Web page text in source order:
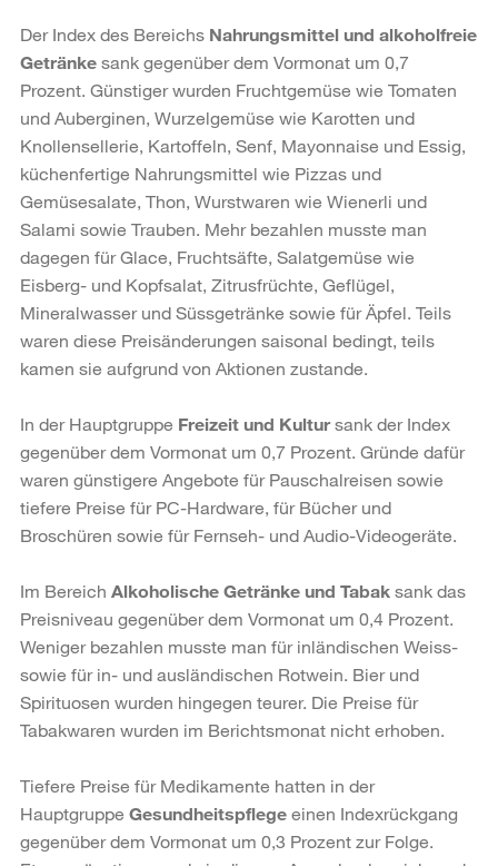
Der Index des Bereichs Nahrungsmittel und alkoholfreie
Getränke sank gegenüber dem Vormonat um 0,7
Prozent. Günstiger wurden Fruchtgemüse wie Tomaten
und Auberginen, Wurzelgemüse wie Karotten und
Knollensellerie, Kartoffeln, Senf, Mayonnaise und Essig,
küchenfertige Nahrungsmittel wie Pizzas und
Gemüsesalate, Thon, Wurstwaren wie Wienerli und
Salami sowie Trauben. Mehr bezahlen musste man
dagegen für Glace, Fruchtsäfte, Salatgemüse wie
Eisberg- und Kopfsalat, Zitrusfrüchte, Geflügel,
Mineralwasser und Süssgetränke sowie für Äpfel. Teils
waren diese Preisänderungen saisonal bedingt, teils
kamen sie aufgrund von Aktionen zustande.
In der Hauptgruppe Freizeit und Kultursank der Index
gegenüber dem Vormonat um 0,7 Prozent. Gründe dafür
waren günstigere Angebote für Pauschalreisen sowie
tiefere Preise für PC-Hardware, für Bücher und
Broschüren sowie für Fernseh- und Audio-Videogeräte.
Im Bereich Alkoholische Getränke und Tabak sank das
Preisniveau gegenüber dem Vormonat um 0,4 Prozent.
Weniger bezahlen musste man für inländischen Weiss-
sowie für in- und ausländischen Rotwein. Bier und
Spirituosen wurden hingegen teurer. Die Preise für
Tabakwaren wurden im Berichtsmonat nicht erhoben.
Tiefere Preise für Medikamente hatten in der
Hauptgruppe Gesundheitspflege einen Indexrückgang
gegenüber dem Vormonat um 0,3 Prozent zur Folge.